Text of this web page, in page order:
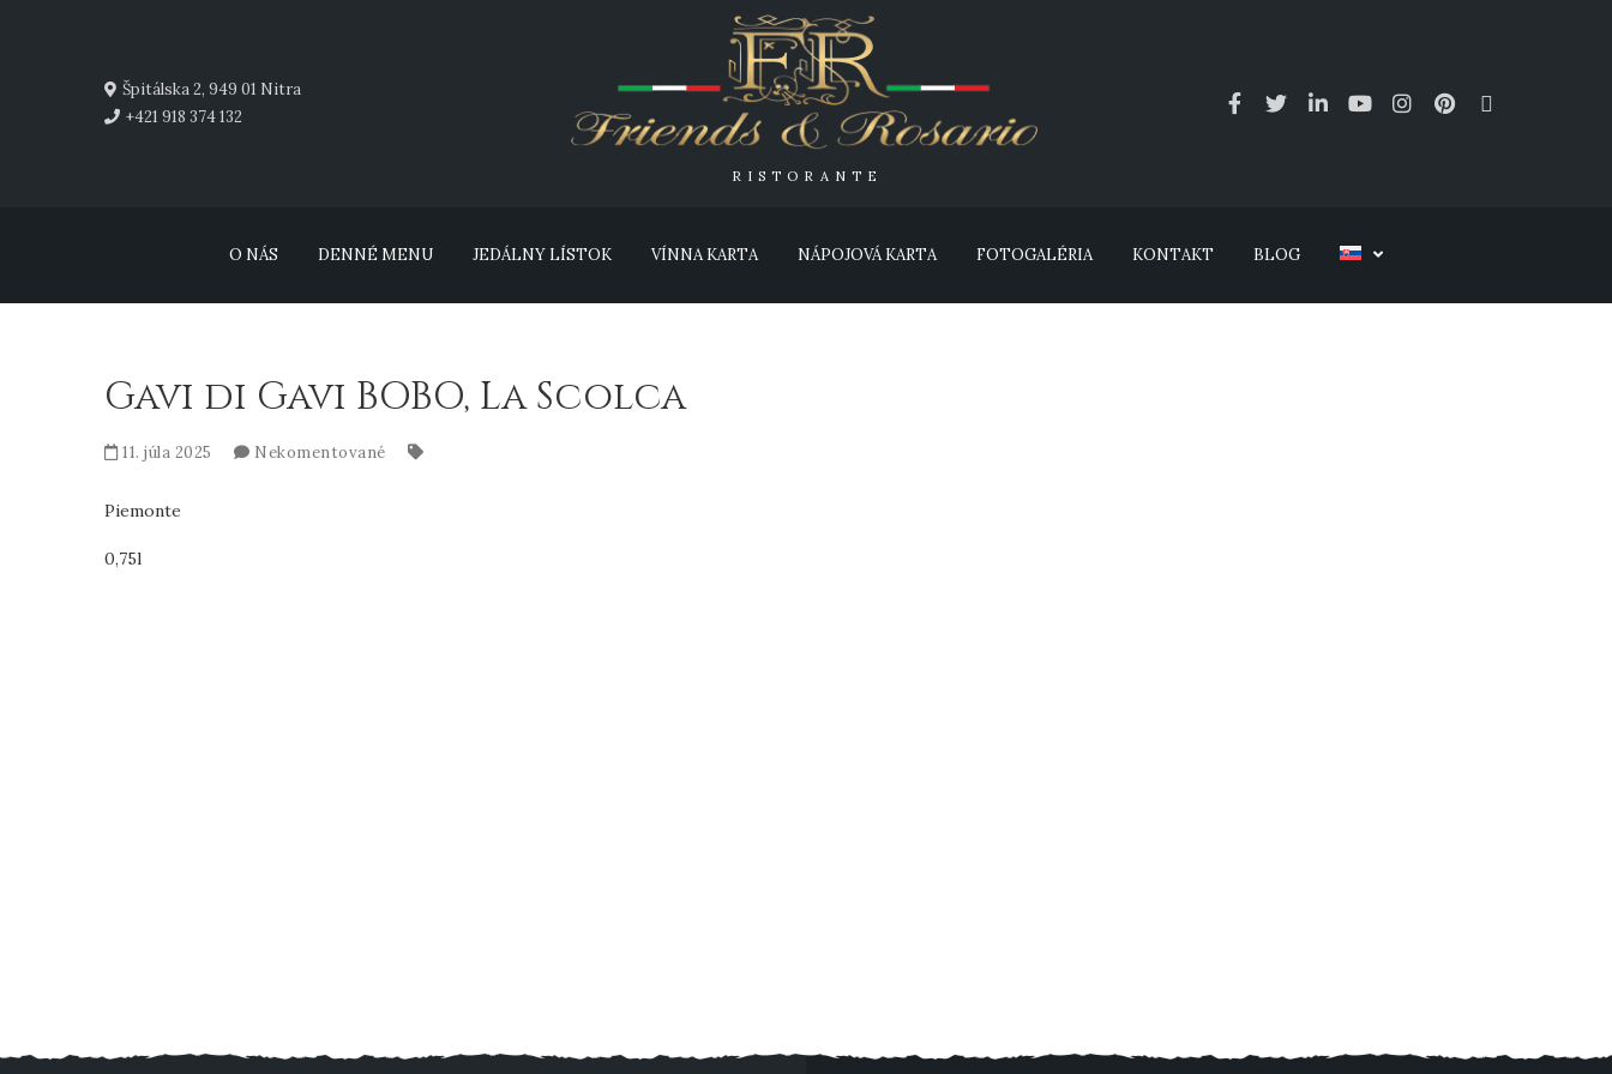
Špitálska 2, 949 01 Nitra
+421 918 374 132
RISTORANTE
O NÁS DENNÉ MENU JEDÁLNY LÍSTOK VÍNNA KARTA NÁPOJOVÁ KARTA FOTOGALÉRIA KONTAKT BLOG
Gavi di Gavi BOBO, La Scolca
11. júla 2025 Nekomentované
Piemonte
0,75l